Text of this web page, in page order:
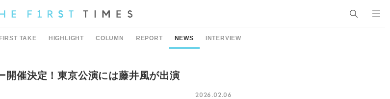
TAKE HIGHLIGHT COLUMN REPORT NEWS INTERVIEW
催決定！東京公演には藤井風が出演
2026.02.06